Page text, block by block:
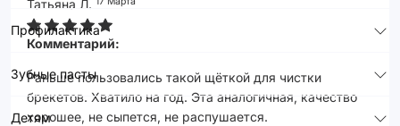
Профилактика
Зубные пасты
Детям
Татьяна Л.
Комментарий:
Раньше пользовались такой щёткой для чистки
брекетов. Хватило на год. Эта аналогичная, качество
хорошее, не сыпется, не распушается.